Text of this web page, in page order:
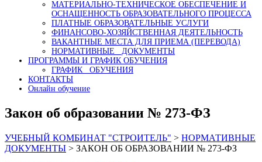
МАТЕРИАЛЬНО-ТЕХНИЧЕСКОЕ ОБЕСПЕЧЕНИЕ И
ОСНАЩЕННОСТЬ ОБРАЗОВАТЕЛЬНОГО ПРОЦЕССА
ПЛАТНЫЕ ОБРАЗОВАТЕЛЬНЫЕ УСЛУГИ
ФИНАНСОВО-ХОЗЯЙСТВЕННАЯ ДЕЯТЕЛЬНОСТЬ
ВАКАНТНЫЕ МЕСТА ДЛЯ ПРИЕМА (ПЕРЕВОДА)
НОРМАТИВНЫЕ ДОКУМЕНТЫ
ПРОГРАММЫ И ГРАФИК ОБУЧЕНИЯ
ГРАФИК ОБУЧЕНИЯ
КОНТАКТЫ
Онлайн обучение
Закон об образовании № 273-ФЗ
УЧЕБНЫЙ КОМБИНАТ "СТРОИТЕЛЬ" > НОРМАТИВНЫЕ
ДОКУМЕНТЫ > ЗАКОН ОБ ОБРАЗОВАНИИ № 273-ФЗ